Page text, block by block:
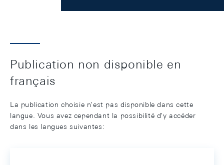
Publication non disponible en
français
La publication choisie n'est pas disponible dans cette
langue. Vous avez cependant la possibilité d'y accéder
dans les langues suivantes: